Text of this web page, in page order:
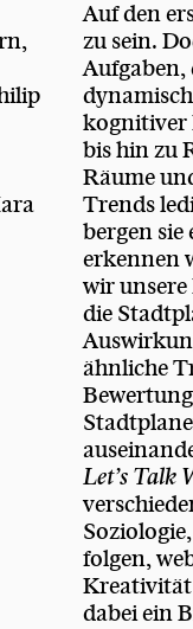
Auf den
zu sein.
Aufgaben,
kognitiver
bis hin zu
Räume
Trends
bergen
erkennen
wir unsere
die
ähnliche
Let’s Talk
folgen,
Kreativität
dabei ein